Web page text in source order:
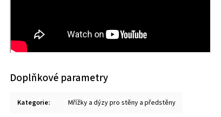
Doplňkové parametry
Kategorie: Mřížky a dýzy pro stěny a předstěny